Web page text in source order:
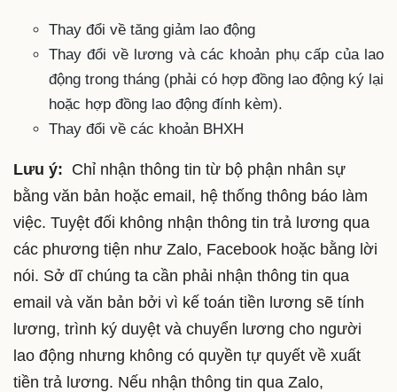
Thay đổi về tăng giảm lao động
Thay đổi về lương và các khoản phụ cấp của lao
động trong tháng (phải có hợp đồng lao động ký lại
hoặc hợp đồng lao động đính kèm).
Thay đổi về các khoản BHXH
Lưu ý: Chỉ nhận thông tin từ bộ phận nhân sự
bằng văn bản hoặc email, hệ thống thông báo làm
việc. Tuyệt đối không nhận thông tin trả lương qua
các phương tiện như Zalo, Facebook hoặc bằng lời
nói. Sở dĩ chúng ta cần phải nhận thông tin qua
email và văn bản bởi vì kế toán tiền lương sẽ tính
lương, trình ký duyệt và chuyển lương cho người
lao động nhưng không có quyền tự quyết về xuất
tiền trả lương. Nếu nhận thông tin qua Zalo,